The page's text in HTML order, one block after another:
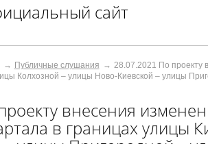
сайт
Публичные слушания
28.07.2021 По проекту
Колхозной – улицы Ново-Киевской – улицы
внесения
в границах улицы